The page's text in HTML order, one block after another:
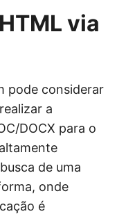
via
pode considerar
a
DOCX para o
de uma
onde
é